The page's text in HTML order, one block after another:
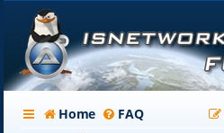
Home FAQ